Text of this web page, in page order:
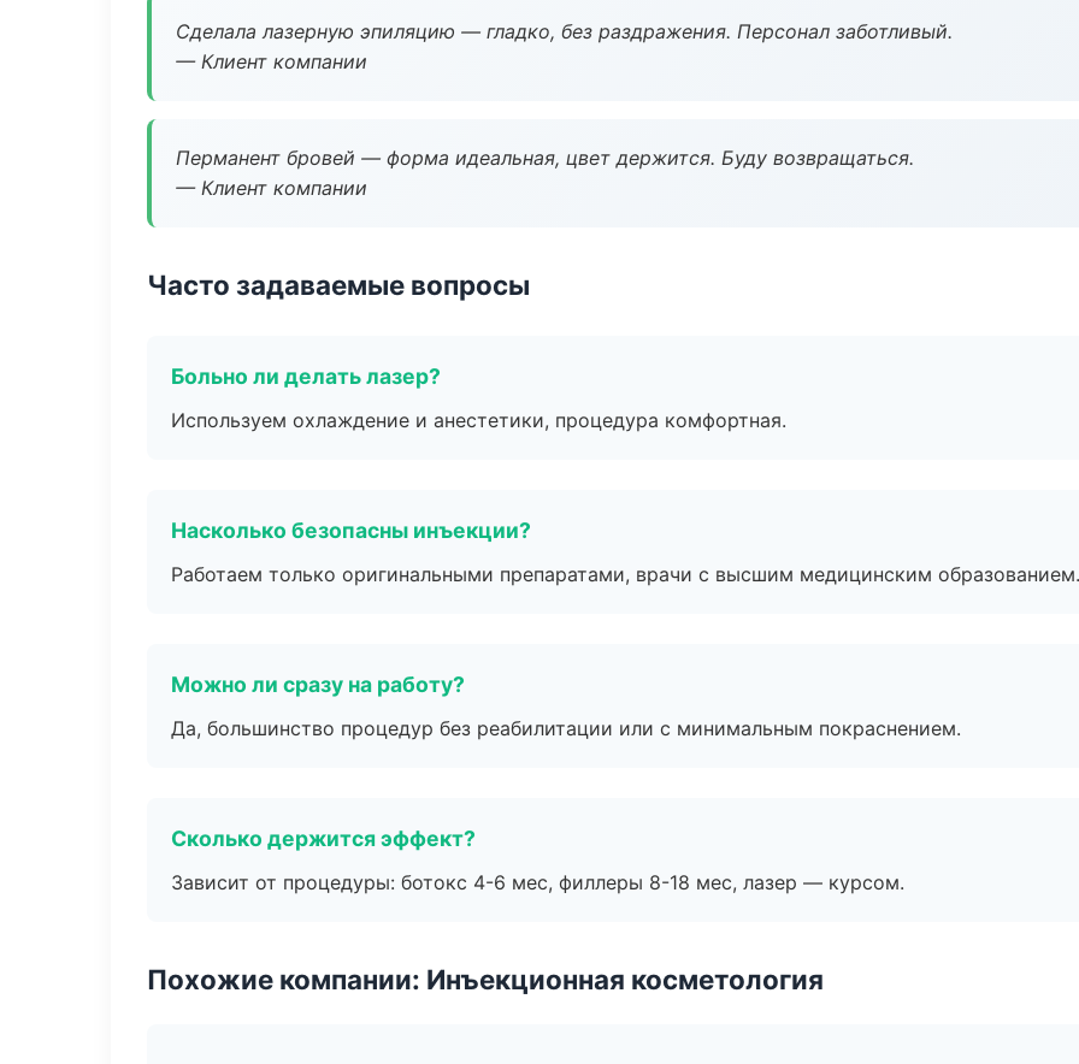
Сделала лазерную эпиляцию — гладко, без раздражения. Персонал заботливый.
— Клиент компании
Перманент бровей — форма идеальная, цвет держится. Буду возвращаться.
— Клиент компании
Часто задаваемые вопросы
Больно ли делать лазер?
Используем охлаждение и анестетики, процедура комфортная.
Насколько безопасны инъекции?
Работаем только оригинальными препаратами, врачи с высшим медицинским образованием.
Можно ли сразу на работу?
Да, большинство процедур без реабилитации или с минимальным покраснением.
Сколько держится эффект?
Зависит от процедуры: ботокс 4-6 мес, филлеры 8-18 мес, лазер — курсом.
Похожие компании: Инъекционная косметология